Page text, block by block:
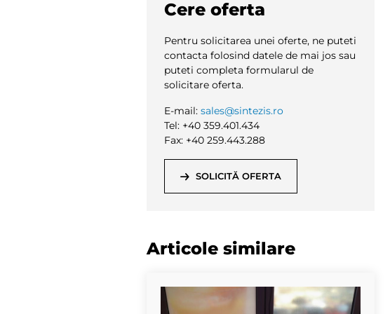
Cere oferta
Pentru solicitarea unei oferte, ne puteti
contacta folosind datele de mai jos sau
puteti completa formularul de
solicitare oferta.
E-mail: sales@sintezis.ro
Tel: +40 359.401.434
Fax: +40 259.443.288
SOLICITĂ OFERTA
Articole similare